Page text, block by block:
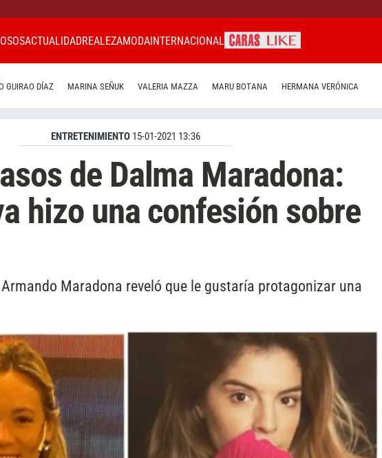
ACTUALIDADREALEZAMODAINTERNACIONAL
GUIRAO DÍAZ MARINA SEÑUK VALERIA MAZZA MARU BOTANA HERMANA VERÓNICA
ENTRETENIMIENTO 15-01-2021 13:36
de Dalma Maradona:
hizo una confesión sobre
Maradona reveló que le gustaría protagonizar una